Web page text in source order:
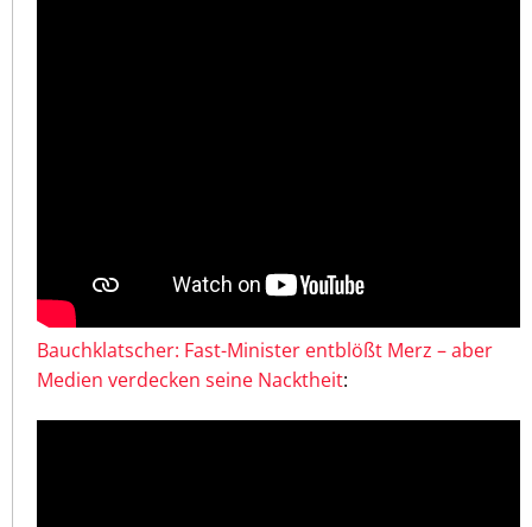
Bauchklatscher: Fast-Minister entblößt Merz – aber
Medien verdecken seine Nacktheit: